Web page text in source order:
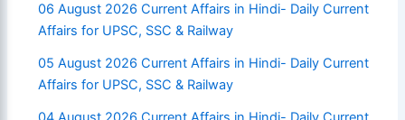
06 August 2026 Current Affairs in Hindi- Daily Current
Affairs for UPSC, SSC & Railway
05 August 2026 Current Affairs in Hindi- Daily Current
Affairs for UPSC, SSC & Railway